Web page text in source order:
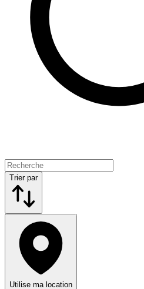
Trier par
Utilise ma location